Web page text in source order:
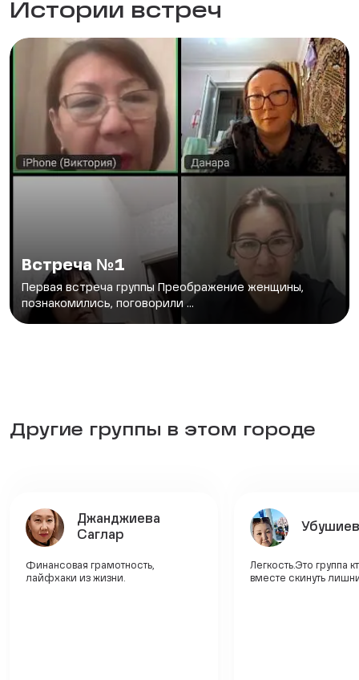
Истории встреч
Встреча №1
Первая встреча группы Преображение женщины,
познакомились, поговорили ...
Другие группы в этом городе
Джанджиева
Саглар
Финансовая грамотность,
лайфхаки из жизни.
Легкость.Это группа
вместе скинуть